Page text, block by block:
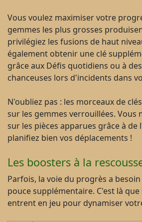
Vous voulez maximiser votre
gemmes les plus grosses
privilégiez les fusions de haut
également obtenir une clé
grâce aux Défis quotidiens ou à
chanceuses lors d'incidents dans
N'oubliez pas : les morceaux de
sur les gemmes verrouillées. Vous
sur les pièces apparues grâce à de
planifiez bien vos déplacements !
Les boosters à la
Parfois, la voie du progrès a
pouce supplémentaire. C'est là
entrent en jeu pour dynamiser